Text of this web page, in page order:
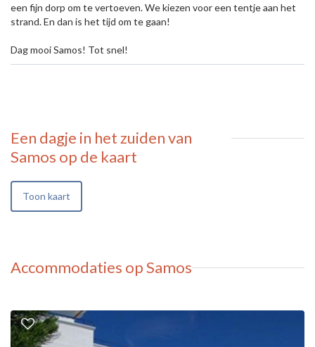
een fijn dorp om te vertoeven. We kiezen voor een tentje aan het
strand. En dan is het tijd om te gaan!
Dag mooi Samos! Tot snel!
Een dagje in het zuiden van
Samos op de kaart
Toon kaart
Accommodaties op Samos